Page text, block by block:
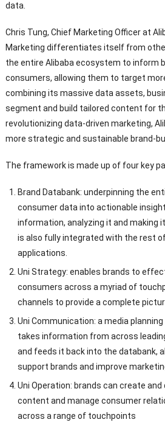
data.
Chris Tung, Chief Marketing Officer at
Marketing differentiates itself from
the entire Alibaba ecosystem to inform
consumers, allowing them to target
combining its massive data assets,
segment and build tailored content for
revolutionizing data-driven marketing,
more strategic and sustainable brand-
The framework is made up of four key
Brand Databank: underpinning the
consumer data into actionable
information, analyzing it and making
is also fully integrated with the rest
applications
Uni Strategy: enables brands to
consumers across a myriad of
channels to provide a complete
Uni Communication: a media
takes information from across
and feeds it back into the databank,
support brands and improve
Uni Operation: brands can create and
content and manage consumer
across a range of touchpoints